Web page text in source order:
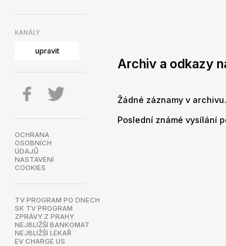
KANÁLY
upravit
OCHRANA
OSOBNÍCH
ÚDAJŮ
NASTAVENÍ
COOKIES
TV PROGRAM PO DNECH
SK TV PROGRAM
ZPRÁVY Z PRAHY
NEJBLIŽŠÍ BANKOMAT
NEJBLIŽŠÍ LÉKAŘ
EV CHARGE US
Archiv a odkazy
Žádné záznamy v archivu.
Poslední známé vysílání